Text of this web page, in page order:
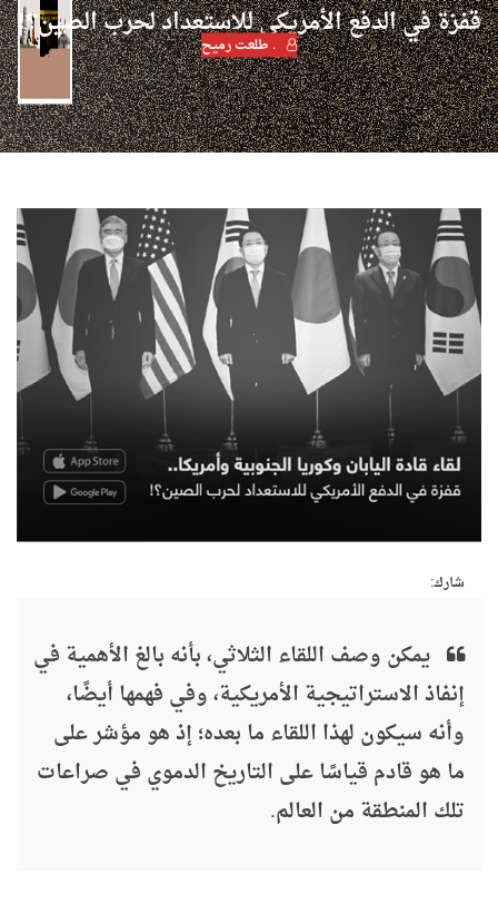
قفزة في الدفع الأمريكي للاستعداد لحرب الصين؟!
. طلعت رميح
شارك:
يمكن وصف اللقاء الثلاثي، بأنه بالغ الأهمية في
إنفاذ الاستراتيجية الأمريكية، وفي فهمها أيضًا،
وأنه سيكون لهذا اللقاء ما بعده؛ إذ هو مؤشر على
ما هو قادم قياسًا على التاريخ الدموي في صراعات
تلك المنطقة من العالم.